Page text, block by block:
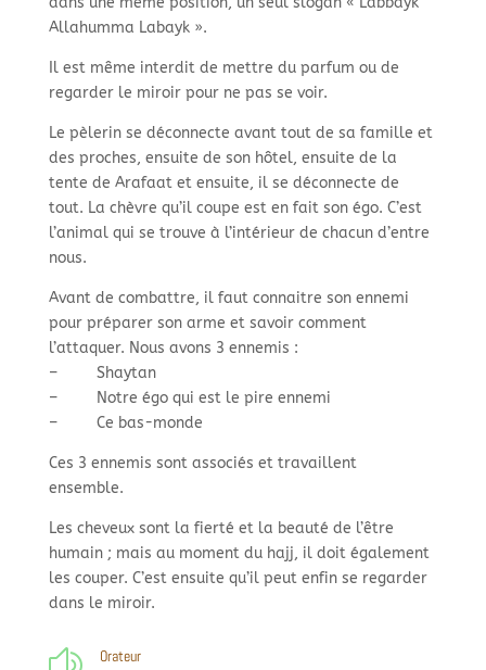
Allahumma Labayk ».
Il est même interdit de mettre du parfum ou de
regarder le miroir pour ne pas se voir.
Le pèlerin se déconnecte avant tout de sa famille et
des proches, ensuite de son hôtel, ensuite de la
tente de Arafaat et ensuite, il se déconnecte de
tout. La chèvre qu’il coupe est en fait son égo. C’est
l’animal qui se trouve à l’intérieur de chacun d’entre
nous.
Avant de combattre, il faut connaitre son ennemi
pour préparer son arme et savoir comment
l’attaquer. Nous avons 3 ennemis :
– Shaytan
– Notre égo qui est le pire ennemi
– Ce bas-monde
Ces 3 ennemis sont associés et travaillent
ensemble.
Les cheveux sont la fierté et la beauté de l’être
humain ; mais au moment du hajj, il doit également
les couper. C’est ensuite qu’il peut enfin se regarder
dans le miroir.
Orateur